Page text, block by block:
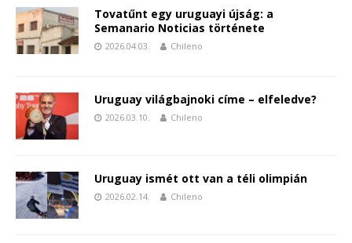
Tovatűnt egy uruguayi újság: a
Semanario Noticias története
2026.04.03. Chileno
Uruguay világbajnoki címe – elfeledve?
2026.03.10. Chileno
Uruguay ismét ott van a téli olimpián
2026.02.14. Chileno